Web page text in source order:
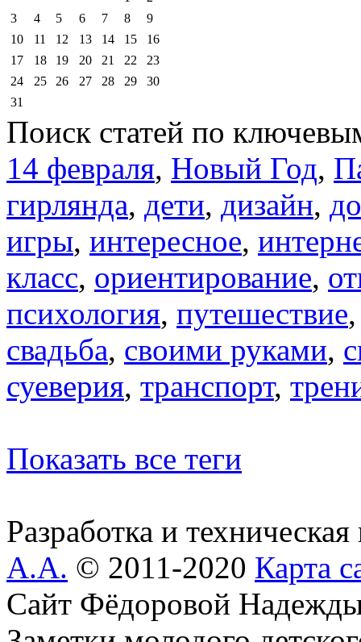
3
4 5 6 7 8
9
10
11 12 13 14 15
16
17
18 19 20 21 22
23
24
25 26 27 28 29
30
31
Поиск статей по
14 февраля, Новый Год,
гирлянда, дети, дизайн,
игры, интересное,
класс, ориентирование,
психология, путешествие
свадьба, своими руками,
суеверия, транспорт,
Показать все теги
Разработка и
А.А. © 2011-2020 Карта
Сайт Фёдоровой